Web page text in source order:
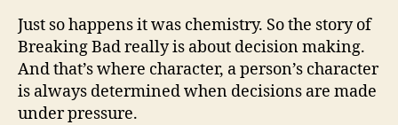
Just so happens it was chemistry. So the story of
Breaking Bad really is about decision making.
And that’s where character, a person’s character
is always determined when decisions are made
under pressure.